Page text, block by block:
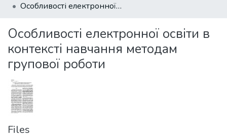
Statistics
Особливості електронної освіти в контексті навчання методам групової роботи
Особливості електронної освіти в
контексті навчання методам
групової роботи
Files